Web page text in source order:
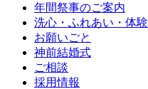
年間祭事のご案内
洗心・ふれあい・体験
お願いごと
神前結婚式
ご相談
採用情報